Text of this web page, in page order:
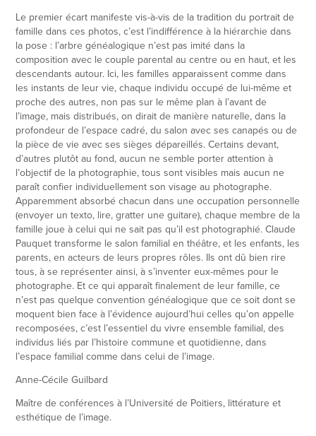
Le premier écart manifeste vis-à-vis de la tradition du portrait de
famille dans ces photos, c’est l’indifférence à la hiérarchie dans
la pose : l’arbre généalogique n’est pas imité dans la
composition avec le couple parental au centre ou en haut, et les
descendants autour. Ici, les familles apparaissent comme dans
les instants de leur vie, chaque individu occupé de lui-même et
proche des autres, non pas sur le même plan à l’avant de
l’image, mais distribués, on dirait de manière naturelle, dans la
profondeur de l’espace cadré, du salon avec ses canapés ou de
la pièce de vie avec ses sièges dépareillés. Certains devant,
d’autres plutôt au fond, aucun ne semble porter attention à
l’objectif de la photographie, tous sont visibles mais aucun ne
paraît confier individuellement son visage au photographe.
Apparemment absorbé chacun dans une occupation personnelle
(envoyer un texto, lire, gratter une guitare), chaque membre de la
famille joue à celui qui ne sait pas qu’il est photographié. Claude
Pauquet transforme le salon familial en théâtre, et les enfants, les
parents, en acteurs de leurs propres rôles. Ils ont dû bien rire
tous, à se représenter ainsi, à s’inventer eux-mêmes pour le
photographe. Et ce qui apparaît finalement de leur famille, ce
n’est pas quelque convention généalogique que ce soit dont se
moquent bien face à l’évidence aujourd’hui celles qu’on appelle
recomposées, c’est l’essentiel du vivre ensemble familial, des
individus liés par l’histoire commune et quotidienne, dans
l’espace familial comme dans celui de l’image.
Anne-Cécile Guilbard
Maître de conférences à l’Université de Poitiers, littérature et
esthétique de l’image.